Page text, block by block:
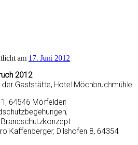
am 17. Juni 2012
2012
Gaststätte, Hotel Möchbruchmühle
64546 Mörfelden
Kaffenberger, Dilshofen 8, 64354